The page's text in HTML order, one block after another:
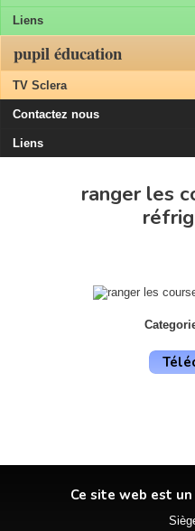
Liens
pupil éducation
TV Sclera
Contactez nous
Liens
ranger les
Ce site web est